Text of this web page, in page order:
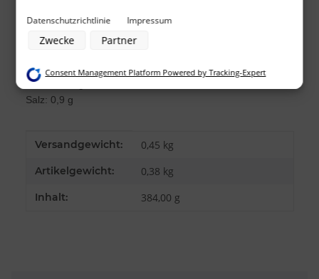
Fett: 8,5 g
davon ges. Fettsäuren: 4,2 g
davon Zucker: 35 g
Eiweiß: 3,9 g
Salz: 0,9 g
Produkteigenschaft
Wert
Versandgewicht: 0,45 kg
Artikelgewicht: 0,38 kg
Inhalt: 384,00 g
Zwecke der Datenverarbeitung durch unsere Partner:
Verwendung reduzierter Daten zur Auswahl von Werbeanzeigen
Erstellung von Profilen zur Personalisierung von Inhalten
Verwendung von Profilen zur Auswahl personalisierter Inhalte
Messung der Werbeleistung
Entwicklung und Verbesserung der Angebote
Besondere Features:
Verwendung genauer Standortdaten
Endgeräteeigenschaften zur Identifikation aktiv abfragen
Datenschutzrichtlinie Impressum
Zwecke Partner
Consent Management Platform Powered by Tracking-Expert